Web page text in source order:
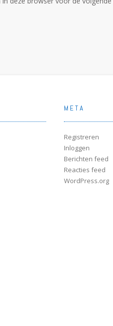
META
Registreren
Inloggen
Berichten feed
Reacties feed
WordPress.org